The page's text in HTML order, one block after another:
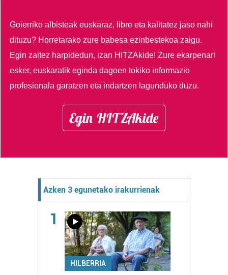
Goierriko albisteak euskaraz, libre eta kalitatez jaso nahi
dituzu? Horretarako zure babesa ezinbestekoa zaigu.
Egin zaitez harpidedun, izan HITZAkide!Zure ekarpenari
esker, euskaratik eginda dagoen tokiko informazio
profesionala garatzen eta indartzen lagunduko duzu.
Egin HITZAkide
Azken 3 egunetako irakurrienak
1
HILBERRIA